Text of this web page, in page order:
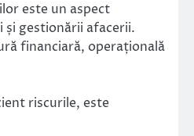
este un aspect
gestionării afacerii.
financiară, operațională
riscurile, este